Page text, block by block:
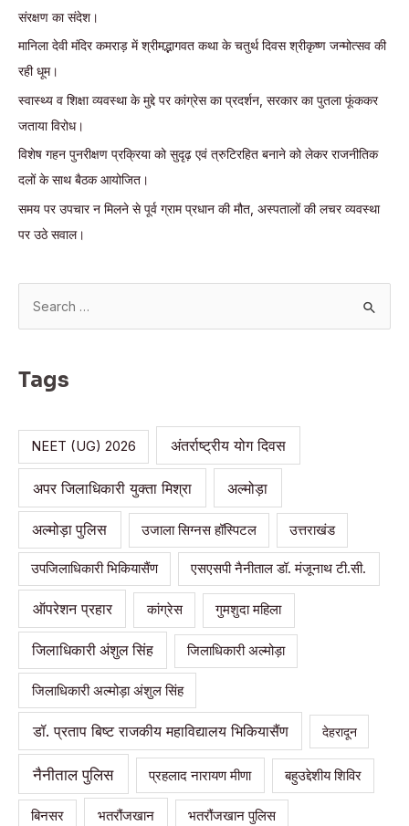
संरक्षण का संदेश।
मानिला देवी मंदिर कमराड़ में श्रीमद्भागवत कथा के चतुर्थ दिवस श्रीकृष्ण जन्मोत्सव की
रही धूम।
स्वास्थ्य व शिक्षा व्यवस्था के मुद्दे पर कांग्रेस का प्रदर्शन, सरकार का पुतला फूंककर
जताया विरोध।
विशेष गहन पुनरीक्षण प्रक्रिया को सुदृढ़ एवं त्रुटिरहित बनाने को लेकर राजनीतिक
दलों के साथ बैठक आयोजित।
समय पर उपचार न मिलने से पूर्व ग्राम प्रधान की मौत, अस्पतालों की लचर व्यवस्था
पर उठे सवाल।
r
o
Tags
NEET (UG) 2026 अंतर्राष्ट्रीय योग दिवस
अपर जिलाधिकारी युक्ता मिश्रा अल्मोड़ा
अल्मोड़ा पुलिस उजाला सिग्नस हॉस्पिटल उत्तराखंड
उपजिलाधिकारी भिकियासैंण एसएसपी नैनीताल डॉ. मंजूनाथ टी.सी.
ऑपरेशन प्रहार कांग्रेस गुमशुदा महिला
जिलाधिकारी अंशुल सिंह जिलाधिकारी अल्मोड़ा
जिलाधिकारी अल्मोड़ा अंशुल सिंह
डॉ. प्रताप बिष्ट राजकीय महाविद्यालय भिकियासैंण देहरादून
नैनीताल पुलिस प्रहलाद नारायण मीणा बहुउद्देशीय शिविर
बिनसर भतरौंजखान भतरौंजखान पुलिस